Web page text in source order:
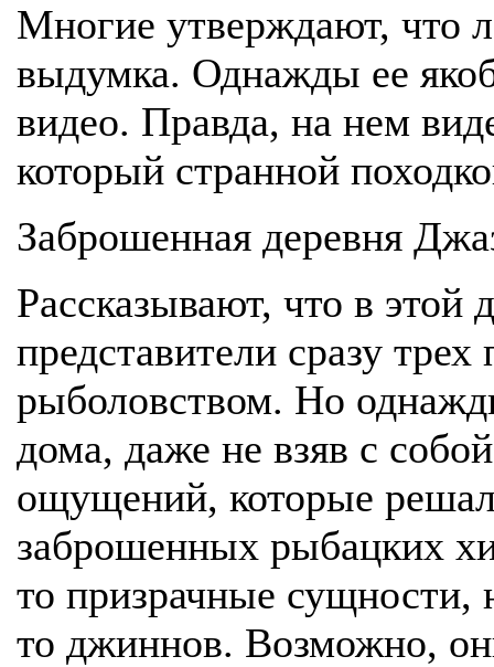
Многие утверждают, что
выдумка. Однажды ее
видео. Правда, на нем
который странной
Заброшенная деревня
Рассказывают, что в этой
представители сразу
рыболовством. Но
дома, даже не взяв с
ощущений, которые
заброшенных рыбацких
то призрачные
то джиннов. Возможно,